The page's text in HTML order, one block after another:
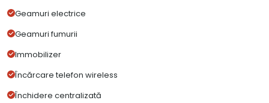
Geamuri electrice
Geamuri fumurii
Immobilizer
Încărcare telefon wireless
Închidere centralizată